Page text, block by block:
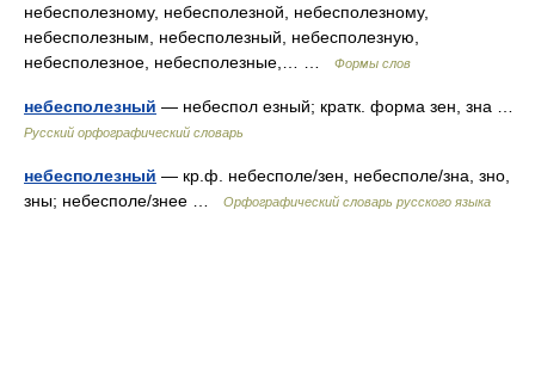
небесполезному, небесполезной, небесполезному,
небесполезным, небесполезный, небесполезную,
небесполезное, небесполезные,… …
Формы слов
небесполезный — небеспол езный; кратк. форма зен, зна …
Русский орфографический словарь
небесполезный — кр.ф. небесполе/зен, небесполе/зна, зно,
зны; небесполе/знее …
Орфографический словарь русского языка